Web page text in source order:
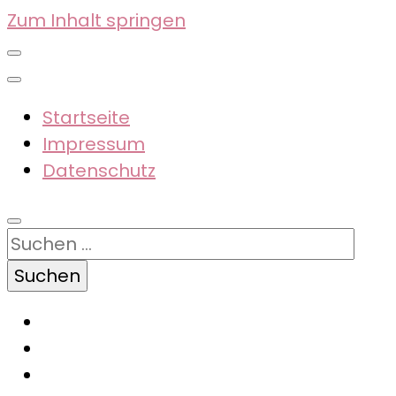
Zum Inhalt springen
Startseite
Impressum
Datenschutz
Suchen
nach: